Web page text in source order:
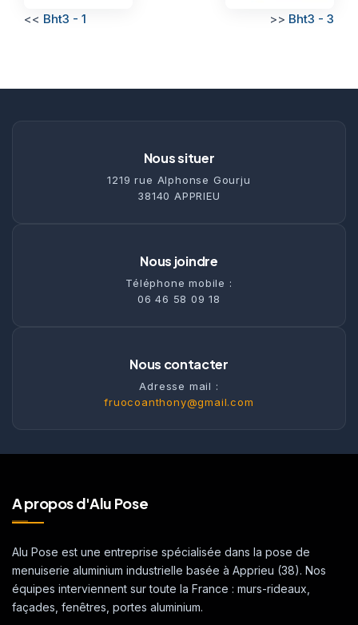
<< Bht3 - 1 >> Bht3 - 3
Nous situer
1219 rue Alphonse Gourju
38140 APPRIEU
Nous joindre
Téléphone mobile :
06 46 58 09 18
Nous contacter
Adresse mail :
fruocoanthony@gmail.com
A propos d'Alu Pose
Alu Pose est une entreprise spécialisée dans la pose de
menuiserie aluminium industrielle basée à Apprieu (38). Nos
équipes interviennent sur toute la France : murs-rideaux,
façades, fenêtres, portes aluminium.